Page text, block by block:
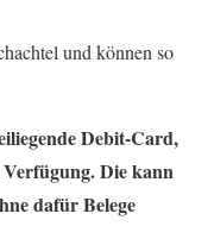
und können so
Debit-Card,
Die kann
dafür Belege